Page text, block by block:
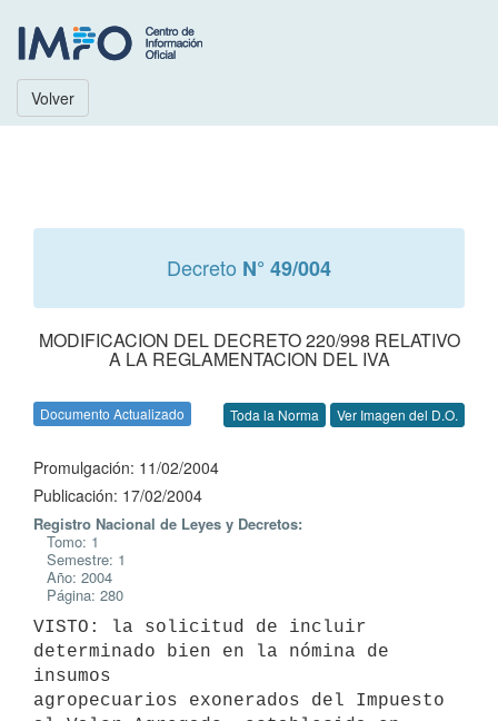
Volver
Decreto N° 49/004
MODIFICACION DEL DECRETO 220/998 RELATIVO
A LA REGLAMENTACION DEL IVA
Documento Actualizado Toda la Norma Ver Imagen del D.O.
Promulgación: 11/02/2004
Publicación: 17/02/2004
Registro Nacional de Leyes y Decretos:
Tomo: 1
Semestre: 1
Año: 2004
Página: 280
VISTO: la solicitud de incluir
determinado bien en la nómina de
insumos
agropecuarios exonerados del Impuesto